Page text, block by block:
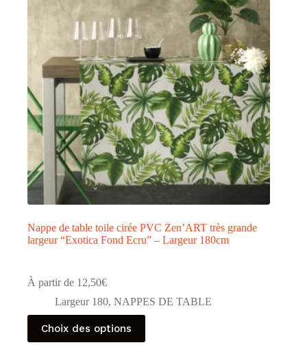
choisies
produit
Nappe de table toile cirée PVC Zen’ART très grande
largeur “Exotica Fond Ecru” – Largeur 180cm
À partir de 12,50€
Largeur 180, NAPPES DE TABLE
Choix des options
Ce
produit